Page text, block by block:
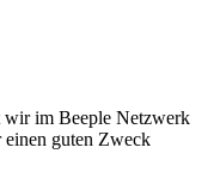
wir im Beeple Netzwerk
guten Zweck